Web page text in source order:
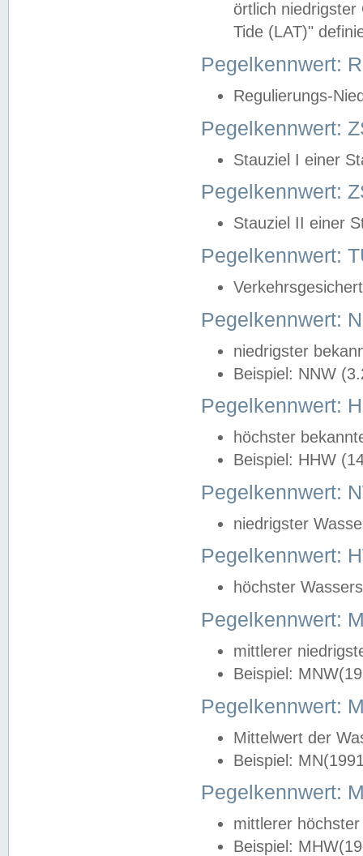
örtlich
Tide (LAT)"
Pegelkennwert:
Regulierungs-
Pegelkennwert:
Stauziel I einer
Pegelkennwert:
Stauziel II einer
Pegelkennwert:
Pegelkennwert:
niedrigster
Beispiel: NNW
Pegelkennwert:
höchster
Beispiel: HHW
Pegelkennwert:
niedrigster
Pegelkennwert:
höchster
Pegelkennwert:
mittlerer
Beispiel:
Pegelkennwert:
Mittelwert der
Beispiel:
Pegelkennwert:
mittlerer
Beispiel: